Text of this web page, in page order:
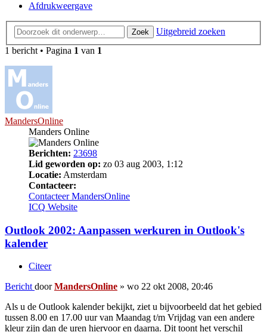
Afdrukweergave
Zoek
Uitgebreid zoeken
1 bericht • Pagina 1 van 1
MandersOnline
Manders Online
Berichten: 23698
Lid geworden op: zo 03 aug 2003, 1:12
Locatie: Amsterdam
Contacteer:
Contacteer MandersOnline
ICQ Website
Outlook 2002: Aanpassen werkuren in Outlook's
kalender
Citeer
Bericht doorMandersOnline » wo 22 okt 2008, 20:46
Als u de Outlook kalender bekijkt, ziet u bijvoorbeeld dat het gebied
tussen 8.00 en 17.00 uur van Maandag t/m Vrijdag van een andere
kleur zijn dan de uren hiervoor en daarna. Dit toont het verschil